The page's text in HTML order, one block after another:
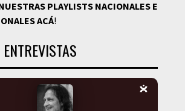
PLAYLISTS NACIONALES E
ACÁ!